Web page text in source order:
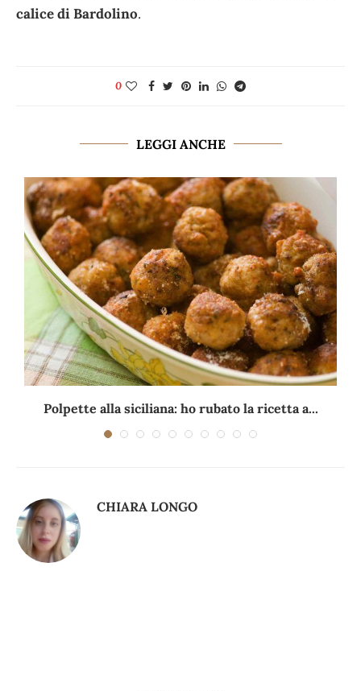
calice di Bardolino.
0
LEGGI ANCHE
Polpette alla siciliana: ho rubato la ricetta a...
CHIARA LONGO